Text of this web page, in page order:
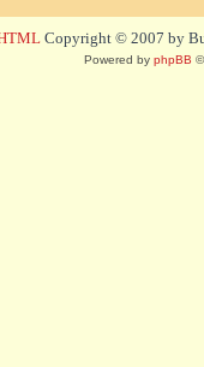
Copyright © 2007 by
Powered by phpBB